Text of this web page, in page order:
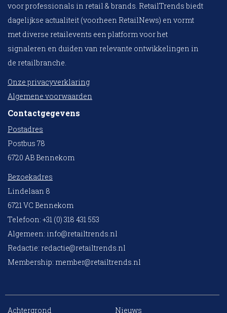
voor professionals in retail & brands. RetailTrends biedt
dagelijkse actualiteit (voorheen RetailNews) en vormt
met diverse retailevents een platform voor het
signaleren en duiden van relevante ontwikkelingen in
de retailbranche.
Onze privacyverklaring
Algemene voorwaarden
Contactgegevens
Postadres
Postbus 78
6720 AB Bennekom
Bezoekadres
Lindelaan 8
6721 VC Bennekom
Telefoon: +31 (0) 318 431 553
Algemeen: info@retailtrends.nl
Redactie: redactie@retailtrends.nl
Membership: member@retailtrends.nl
Achtergrond Nieuws